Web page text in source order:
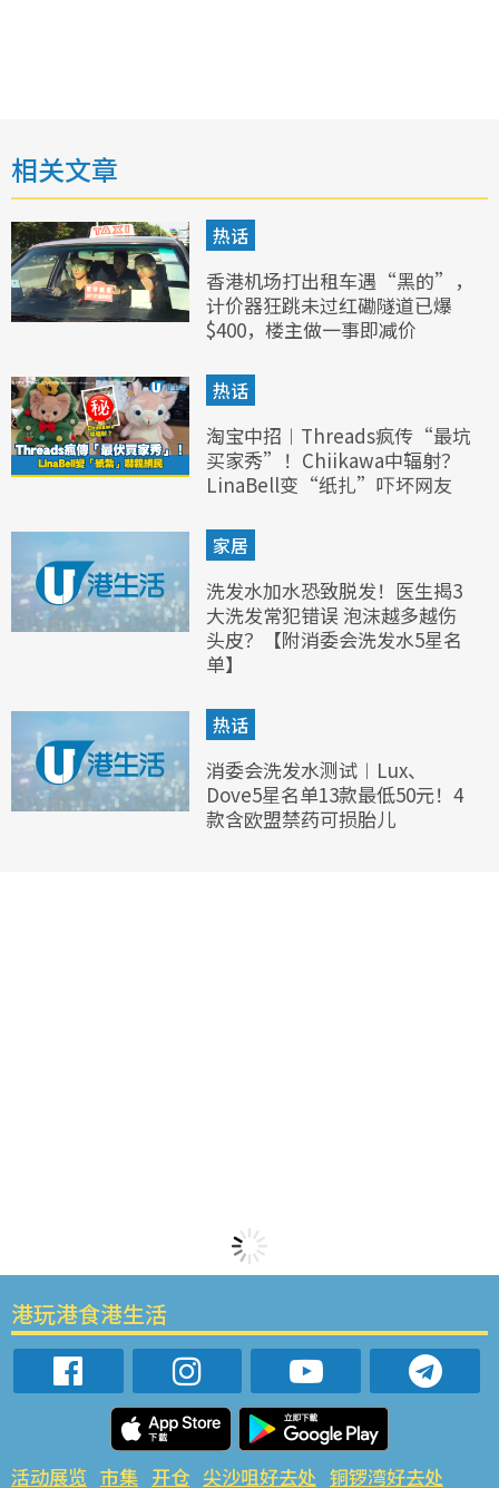
相关文章
热话
香港机场打出租车遇“黑的”，
计价器狂跳未过红磡隧道已爆
$400，楼主做一事即减价
热话
淘宝中招︱Threads疯传“最坑
买家秀”！Chiikawa中辐射？
LinaBell变“纸扎”吓坏网友
家居
洗发水加水恐致脱发！医生揭3
大洗发常犯错误 泡沫越多越伤
头皮？【附消委会洗发水5星名
单】
热话
消委会洗发水测试︱Lux、
Dove5星名单13款最低50元！4
款含欧盟禁药可损胎儿
港玩港食港生活
活动展览 市集 开仓 尖沙咀好去处 铜锣湾好去处